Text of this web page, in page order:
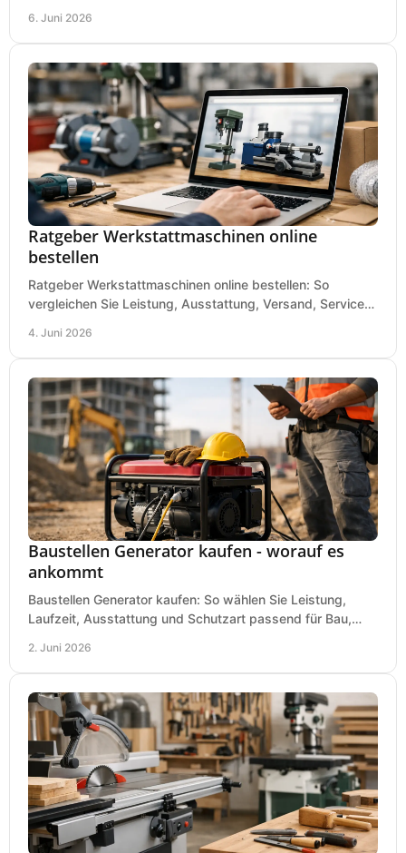
6. Juni 2026
Ratgeber Werkstattmaschinen online
bestellen
Ratgeber Werkstattmaschinen online bestellen: So
vergleichen Sie Leistung, Ausstattung, Versand, Service
4. Juni 2026
Baustellen Generator kaufen - worauf es
ankommt
Baustellen Generator kaufen: So wählen Sie Leistung,
Laufzeit, Ausstattung und Schutzart passend für Bau,
2. Juni 2026